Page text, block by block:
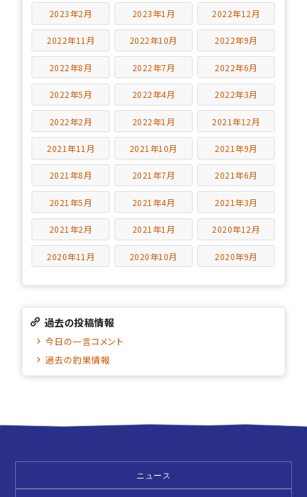
2023年2月 2023年1月 2022年12月
2022年11月 2022年10月 2022年9月
2022年8月 2022年7月 2022年6月
2022年5月 2022年4月 2022年3月
2022年2月 2022年1月 2021年12月
2021年11月 2021年10月 2021年9月
2021年8月 2021年7月 2021年6月
2021年5月 2021年4月 2021年3月
2021年2月 2021年1月 2020年12月
2020年11月 2020年10月 2020年9月
過去の投稿情報
今日の一言コメント
過去の釣果情報
ニュース